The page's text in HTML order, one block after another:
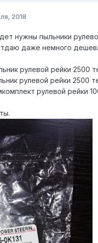
2018
нужны пыльники
даже немного
рулевой рейки 2500
рулевой рейки 2500
рулевой рейки